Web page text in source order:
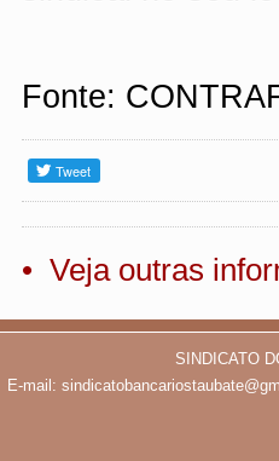
Fonte:
• Veja outras
SINDICATO
E-mail: